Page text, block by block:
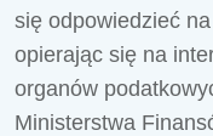
się odpowiedzieć
opierając się na
organów
Ministerstwa